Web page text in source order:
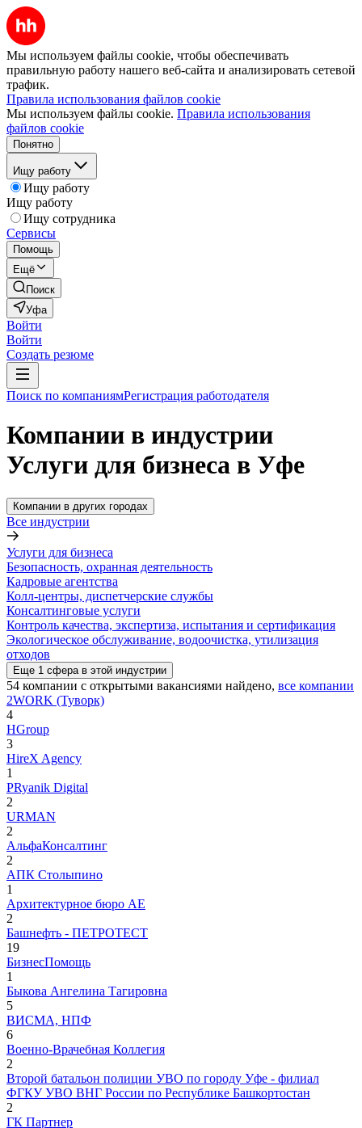
Мы используем файлы cookie, чтобы обеспечивать
правильную работу нашего веб-сайта и анализировать сетевой
трафик.
Правила использования файлов cookie
Мы используем файлы cookie. Правила использования
файлов cookie
Понятно
Ищу работу
Ищу работу
Ищу работу
Ищу сотрудника
Сервисы
Помощь
Ещё
Поиск
Уфа
Войти
Войти
Создать резюме
Поиск по компаниямРегистрация работодателя
Компании в индустрии
Услуги для бизнеса в Уфе
Компании в других городах
Все индустрии
Услуги для бизнеса
Безопасность, охранная деятельность
Кадровые агентства
Колл-центры, диспетчерские службы
Консалтинговые услуги
Контроль качества, экспертиза, испытания и сертификация
Экологическое обслуживание, водоочистка, утилизация
отходов
Еще 1 сфера в этой индустрии
54 компании с открытыми вакансиями найдено, все компании
2WORK (Туворк)
4
HGroup
3
HireX Agency
1
PRyanik Digital
2
URMAN
2
АльфаКонсалтинг
2
АПК Столыпино
1
Архитектурное бюро АЕ
2
Башнефть - ПЕТРОТЕСТ
19
БизнесПомощь
1
Быкова Ангелина Тагировна
5
ВИСМА, НПФ
6
Военно-Врачебная Коллегия
2
Второй батальон полиции УВО по городу Уфе - филиал
ФГКУ УВО ВНГ России по Республике Башкортостан
2
ГК Партнер